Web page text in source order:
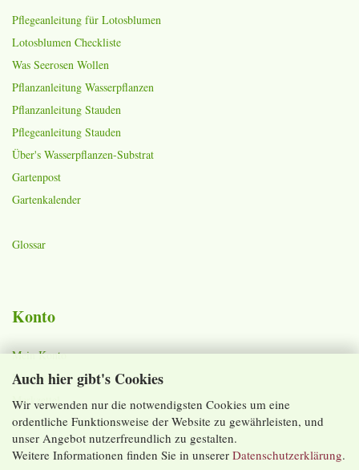
Auch hier gibt's Cookies
Wir verwenden nur die notwendigsten Cookies um eine
ordentliche Funktionsweise der Website zu gewährleisten, und
unser Angebot nutzerfreundlich zu gestalten.
Weitere Informationen finden Sie in unserer Datenschutzerklärung.
Pflegeanleitung für Lotosblumen
Lotosblumen Checkliste
Was Seerosen Wollen
Pflanzanleitung Wasserpflanzen
Pflanzanleitung Stauden
Pflegeanleitung Stauden
Über's Wasserpflanzen-Substrat
Gartenpost
Gartenkalender
Glossar
Konto
Mein Konto
Warenkorb
Merkzettel
Lieferzeiten und Versandkosten